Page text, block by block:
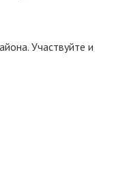
Участвуйте и